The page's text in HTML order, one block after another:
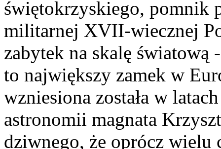
świętokrzyskiego, pomnik
militarnej XVII-wiecznej
zabytek na skalę światową
to największy zamek w
wzniesiona została w
astronomii magnata
dziwnego, że oprócz wielu